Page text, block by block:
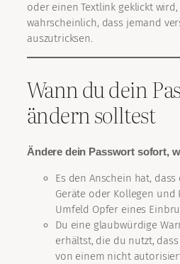
oder einen Textlink geklickt
wahrscheinlich, dass jemand
auszutricksen.
Wann du dein
ändern solltest
Ändere dein Passwort sofort,
Es den Anschein hat,
Geräte oder Kollegen
Umfeld Opfer eines
Du eine glaubwürdige
erhältst, die du nutzt,
von einem nicht